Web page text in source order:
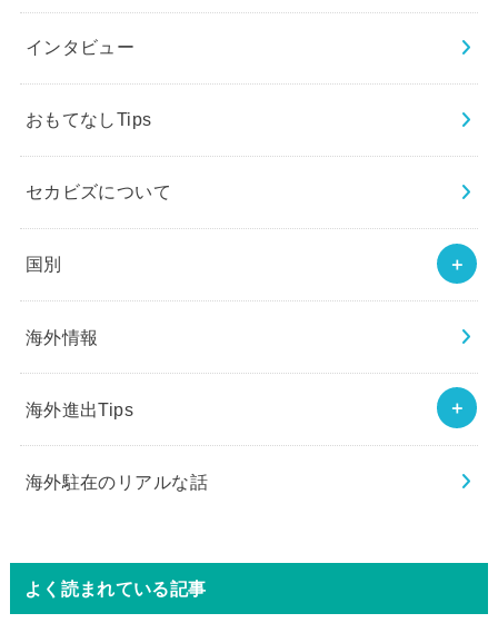
インタビュー
おもてなしTips
セカビズについて
国別
海外情報
海外進出Tips
海外駐在のリアルな話
よく読まれている記事